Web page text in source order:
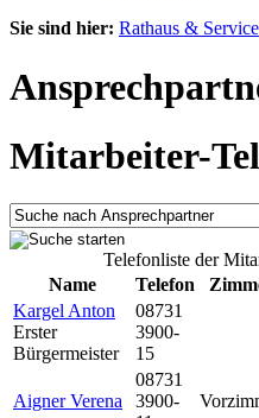
Sie sind hier: Rathaus & Service
Mitarbeiter-
Telefonliste der
Name
Telefon
Kargel Anton
Erster
Bürgermeister
08731
3900-
15
Aigner Verena
08731
3900-